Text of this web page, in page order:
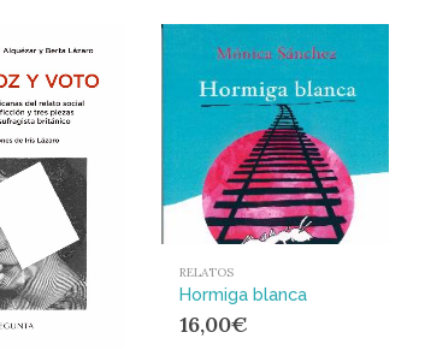
RELATOS
Hormiga blanca
16,00€